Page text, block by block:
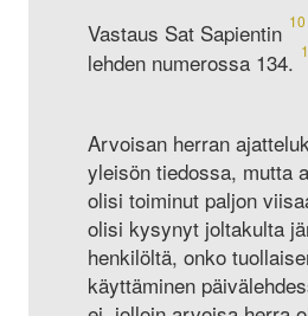
tjenaren af Husbonden
Husbonden handterar
sköta de ock sin
folk, då M. H. hwart halft
hända hwarannan
6 Då måste ju M. H.
sådant folk, som goda
Husbönder ej wilja
består sjelfwa
Herre brukar käppen
Vastaus Sat Sapientin 10
lehden numerossa 134.
Arvoisan herran
yleisön tiedossa, mutta
olisi toiminut paljon
olisi kysynyt joltakulta
henkilöltä, onko
käyttäminen